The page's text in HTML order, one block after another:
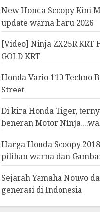
New Honda Scoopy Kini
update warna baru 2026
[Video] Ninja ZX25R KRT
GOLD KRT
Honda Vario 110 Techno
Street
Di kira Honda Tiger,
beneran Motor
Harga Honda Scoopy
pilihan warna dan
Sejarah Yamaha Nouvo
generasi di Indonesia